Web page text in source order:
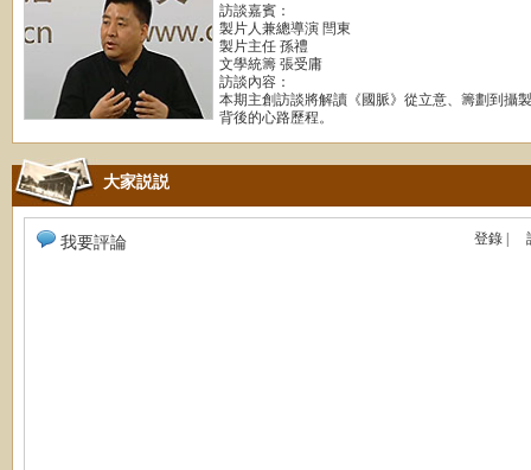
訪談嘉賓：
製片人兼總導演 閆東
製片主任 孫禮
文學統籌 張受庸
訪談內容：
本期主創訪談將解讀《國脈》從立意、籌劃到攝
背後的心路歷程。
大家説説
登錄 |
我要評論